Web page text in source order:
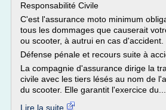
Responsabilité Civile
C'est l'assurance moto minimum
tous les dommages que causerait
ou scooter, à autrui en cas d'accident.
Défense pénale et recours suite à
La compagnie d'assurance dirige la
civile avec les tiers lésés au nom de
du scooter. Elle garantit l'exercice du...
Lire la suite